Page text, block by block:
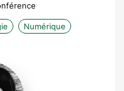
Numérique